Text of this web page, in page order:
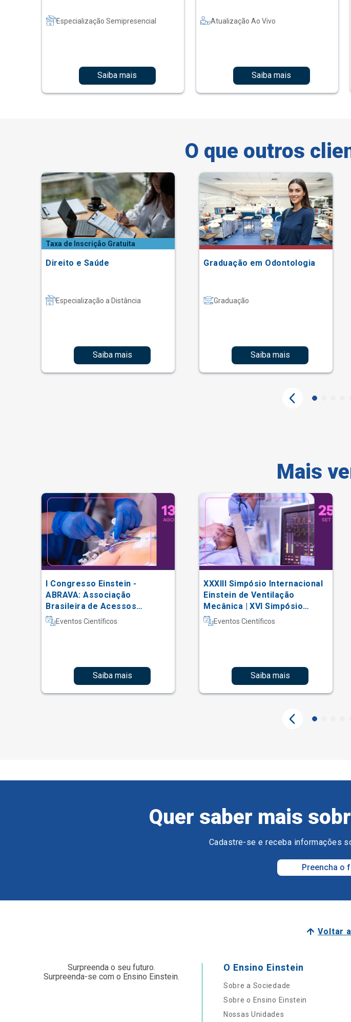
Especialização Semipresencial
Saiba mais
Atualização Ao Vivo
Saiba mais
O que outros
Taxa de Inscrição Gratuita
Direito e Saúde
Especialização a Distância
Saiba mais
Graduação em Odontologia
Graduação
Saiba mais
Mais
I Congresso Einstein -
ABRAVA: Associação
Brasileira de Acessos
Vasculares
Eventos Científicos
Saiba mais
XXXIII Simpósio Internacional
Einstein de Ventilação
Mecânica | XVI Simpósio
Internacional Einstein de
Fisioterapia em Terapia
Eventos Científicos
Saiba mais
Quer saber mais
Cadastre-se e receba informações
Preencha o
Voltar
Surpreenda o seu futuro.
Surpreenda-se com o Ensino Einstein.
O Ensino Einstein
Sobre a Sociedade
Sobre o Ensino Einstein
Nossas Unidades